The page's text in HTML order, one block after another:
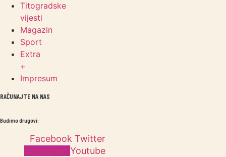
Titogradske
vijesti
Magazin
Sport
Extra
+
Impresum
RAČUNAJTE NA NAS
Budimo drugovi:
Facebook Twitter
Instagram Youtube